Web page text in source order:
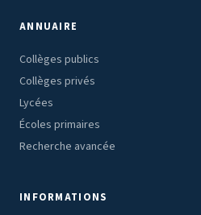
ANNUAIRE
Collèges publics
Collèges privés
Lycées
Écoles primaires
Recherche avancée
INFORMATIONS